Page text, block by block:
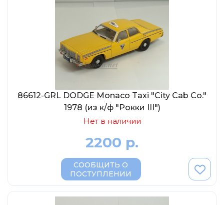
86612-GRL DODGE Monaco Taxi "City Cab Co."
1978 (из к/ф "Рокки III")
Нет в наличии
2200 р.
СООБЩИТЬ О
ПОСТУПЛЕНИИ